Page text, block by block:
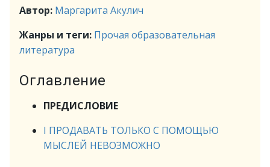
Автор: Маргарита Акулич
Жанры и теги: Прочая образовательная
литература
Оглавление
ПРЕДИСЛОВИЕ
I ПРОДАВАТЬ ТОЛЬКО С ПОМОЩЬЮ
МЫСЛЕЙ НЕВОЗМОЖНО